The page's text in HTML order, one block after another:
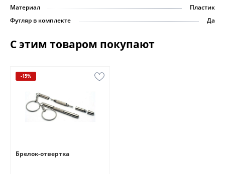
Материал
Пластик
Футляр в комплекте
Да
С этим товаром покупают
-15%
Брелок-отвертка